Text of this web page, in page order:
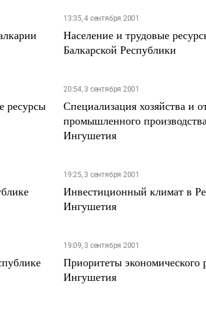
13:35, 4 сентября 2001
Население и трудовые
Балкарской Республики
ресурсы
20:54, 3 сентября 2001
Специализация хозяйства и
промышленного
Ингушетия
19:25, 3 сентября 2001
Инвестиционный климат в
Ингушетия
19:09, 3 сентября 2001
Приоритеты экономического
Ингушетия